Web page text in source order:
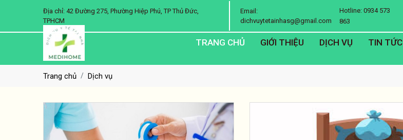
Địa chỉ: 42 Đường 275, Phường Hiệp Phú, TP Thủ Đức,
TPHCM
Email:
dichvuytetainhasg@gmail.com
Hotline: 0934 573
863
TRANG CHỦ GIỚI THIỆU DỊCH VỤ TIN TỨC
Trang chủ Dịch vụ